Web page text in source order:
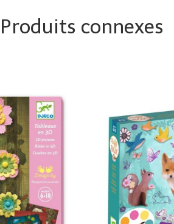
Produits connexes